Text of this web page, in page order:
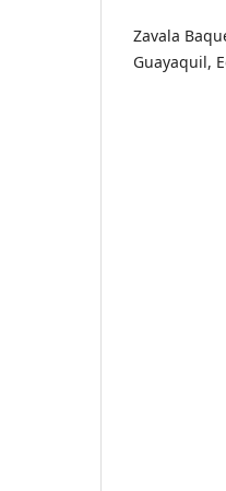
Zavala
Guayaquil,